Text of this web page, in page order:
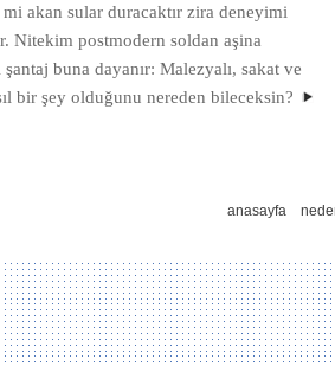
mi akan sular duracaktır zira deneyimi
Nitekim postmodern soldan aşina
buna dayanır: Malezyalı, sakat ve
bir şey olduğunu nereden bileceksin?
anasayfa